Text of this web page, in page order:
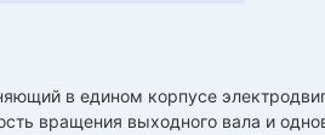
в едином корпусе
вращения выходного вала и